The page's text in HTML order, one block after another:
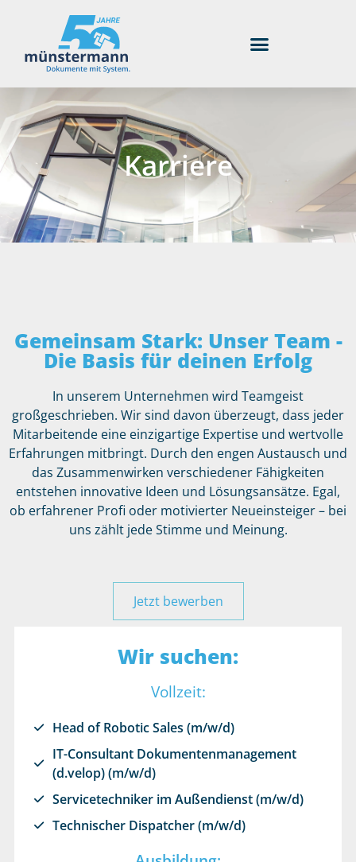
Karriere
Gemeinsam Stark: Unser Team -
Die Basis für deinen Erfolg
In unserem Unternehmen wird Teamgeist
großgeschrieben. Wir sind davon überzeugt, dass jeder
Mitarbeitende eine einzigartige Expertise und wertvolle
Erfahrungen mitbringt. Durch den engen Austausch und
das Zusammenwirken verschiedener Fähigkeiten
entstehen innovative Ideen und Lösungsansätze. Egal,
ob erfahrener Profi oder motivierter Neueinsteiger – bei
uns zählt jede Stimme und Meinung.
Jetzt bewerben
Wir suchen:
Vollzeit:
Head of Robotic Sales (m/w/d)
IT-Consultant Dokumentenmanagement
(d.velop) (m/w/d)
Servicetechniker im Außendienst (m/w/d)
Technischer Dispatcher (m/w/d)